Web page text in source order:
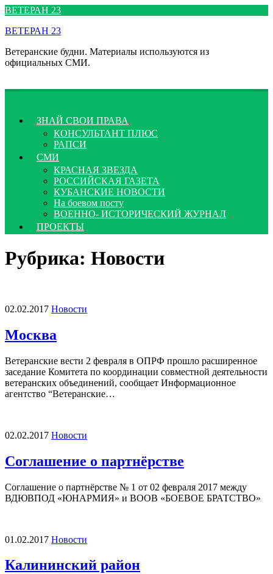
Перейти
содержимому
ВЕТЕРАН 23
ВЕТЕРАН 23
Ветеранские будни. Материалы используются из
официальных СМИ.
ЗНАЙ СВОИ ПРАВА
КОНСУЛЬТАНТ ПЛЮС
РАПСИ
СМИ
КРАСНАЯ ЗВЕЗДА
РОССИЙСКАЯ ГАЗЕТА
КУБАНСКИЕ НОВОСТИ
На боевом посту
ВОЕННО- ИСТОРИЧЕСКИЙ ЖУРНАЛ
ПРОЕКТЫ
Рубрика: Новости
02.02.2017 Новости
Москва
Ветеранские вести 2 февраля в ОПРФ прошло расширенное
заседание Комитета по координации совместной деятельности
ветеранских объединений, сообщает Информационное
агентство “Ветеранские…
02.02.2017 Новости
Соглашение о партнёрстве
Соглашение о партнёрстве № 1 от 02 февраля 2017 между
ВДЮВПОД «ЮНАРМИЯ» и ВООВ «БОЕВОЕ БРАТСТВО»
01.02.2017 Новости
Калининский район